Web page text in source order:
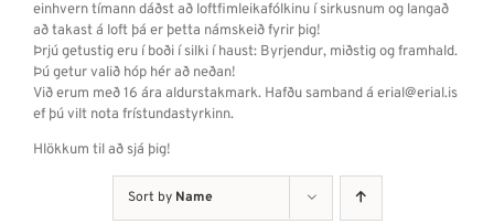
einhvern tímann dáðst að loftfimleikafólkinu í sirkusnum og langað
að takast á loft þá er þetta námskeið fyrir þig!
Þrjú getustig eru í boði í silki í haust: Byrjendur, miðstig og framhald.
Þú getur valið hóp hér að neðan!
Við erum með 16 ára aldurstakmark. Hafðu samband á erial@erial.is
ef þú vilt nota frístundastyrkinn.
Hlökkum til að sjá þig!
Sort by Name